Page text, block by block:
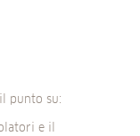
punto su:
e il